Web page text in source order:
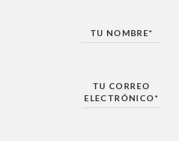
TU NOMBRE*
TU CORREO
ELECTRÓNICO*